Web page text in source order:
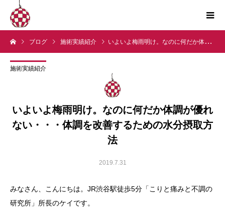
ブログ 施術実績紹介 いよいよ梅雨明け。なのに何だか体調が優れない・・・体調を改善するための水分摂取方法
施術実績紹介
いよいよ梅雨明け。なのに何だか体調が優れ
ない・・・体調を改善するための水分摂取方
法
2019.7.31
みなさん、こんにちは。JR渋谷駅徒歩5分「こりと痛みと不調の
研究所」所長のケイです。